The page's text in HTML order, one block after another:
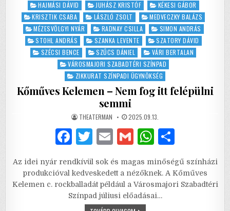
HAJMÁSI DÁVID
JUHÁSZ KRISTÓF
KÉKESI GÁBOR
KRISZTIK CSABA
LÁSZLÓ ZSOLT
MEDVECZKY BALÁZS
MÉZESVÖLGYI NYÁR
RADNAY CSILLA
SIMON ANDRÁS
STOHL ANDRÁS
SZANKA LEVENTE
SZATORY DÁVID
SZÉCSI BENCE
SZŰCS DÁNIEL
VÁRI BERTALAN
VÁROSMAJORI SZABADTÉRI SZÍNPAD
ZIKKURAT SZÍNPADI ÜGYNÖKSÉG
Kőműves Kelemen – Nem fog itt felépülni
semmi
AUTHOR:
THEATERMAN PUBLISHED
DATE:
2025.09.13.
F
c
e
b
T
it
te
r
E
ai
l
G
ai
l
W
at
s
A
ar
e
Az idei nyár rendkívül sok és magas minőségű színházi
produkcióval kedveskedett a nézőknek. A Kőműves
Kelemen c. rockballadát például a Városmajori Szabadtéri
Színpad júliusi előadásai…